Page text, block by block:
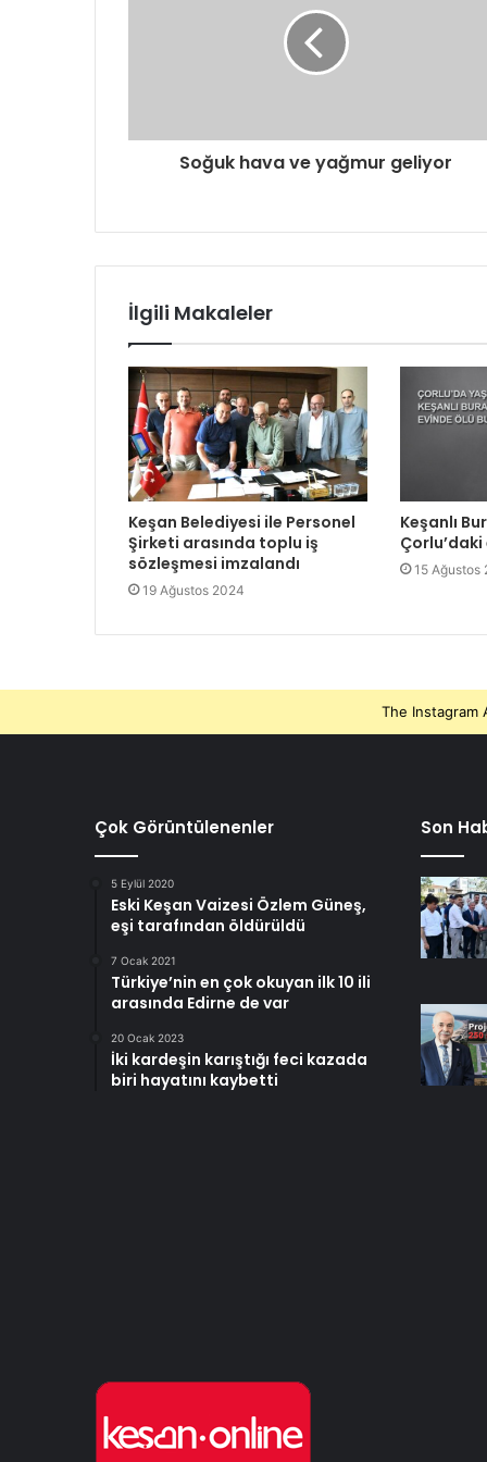
g
n
Soğuk hava ve yağmur geliyor
İlgili Makaleler
Keşan Belediyesi ile Personel
Şirketi arasında toplu iş
sözleşmesi imzalandı
19 Ağustos 2024
Keşanlı
15 Ağustos
The Instagram
Çok Görüntülenenler
5 Eylül 2020
Eski Keşan Vaizesi Özlem Güneş,
eşi tarafından öldürüldü
7 Ocak 2021
Türkiye’nin en çok okuyan ilk 10 ili
arasında Edirne de var
20 Ocak 2023
İki kardeşin karıştığı feci kazada
biri hayatını kaybetti
Son